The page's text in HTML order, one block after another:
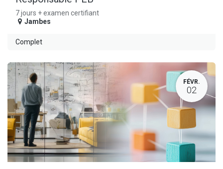
7 jours + examen certifiant
Jambes
Complet
FÉVR.
02